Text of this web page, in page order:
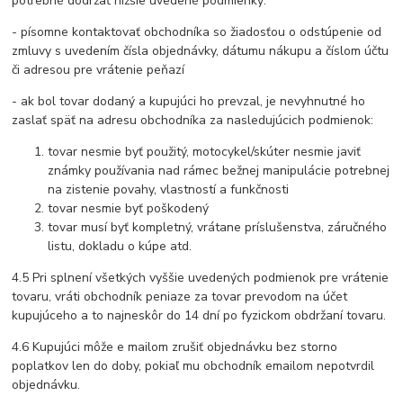
- písomne kontaktovať obchodníka so žiadosťou o odstúpenie od
zmluvy s uvedením čísla objednávky, dátumu nákupu a číslom účtu
či adresou pre vrátenie peňazí
- ak bol tovar dodaný a kupujúci ho prevzal, je nevyhnutné ho
zaslať späť na adresu obchodníka za nasledujúcich podmienok:
tovar nesmie byť použitý, motocykel/skúter nesmie javiť
známky používania nad rámec bežnej manipulácie potrebnej
na zistenie povahy, vlastností a funkčnosti
tovar nesmie byť poškodený
tovar musí byť kompletný, vrátane príslušenstva, záručného
listu, dokladu o kúpe atd.
4.5 Pri splnení všetkých vyššie uvedených podmienok pre vrátenie
tovaru, vráti obchodník peniaze za tovar prevodom na účet
kupujúceho a to najneskôr do 14 dní po fyzickom obdržaní tovaru.
4.6 Kupujúci môže e mailom zrušiť objednávku bez storno
poplatkov len do doby, pokiaľ mu obchodník emailom nepotvrdil
objednávku.